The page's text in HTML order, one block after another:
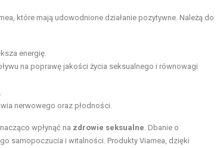
które mają udowodnione działanie pozytywne. Należą do
energię.
na poprawę jakości życia seksualnego i równowagi
nerwowego oraz płodności.
wpłynąć na zdrowie seksualne . Dbanie o
samopoczucia i witalności. Produkty Viamea, dzięki